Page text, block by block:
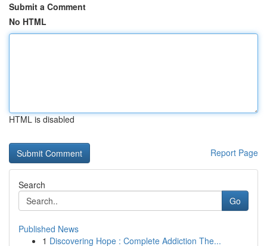
Submit a Comment
No HTML
HTML is disabled
Report Page
Search
Go
Published News
1 Discovering Hope : Complete Addiction The...